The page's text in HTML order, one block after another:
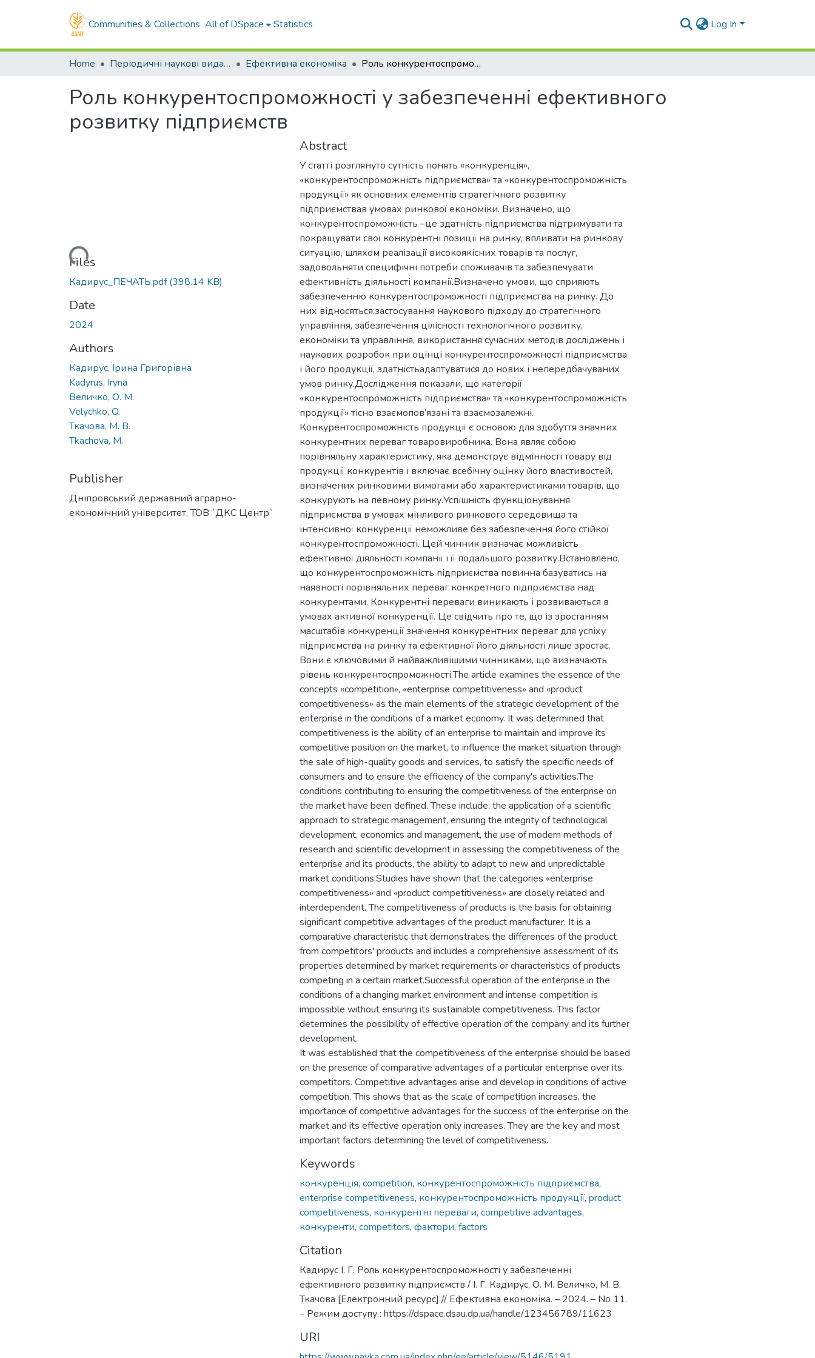
Communities & Collections All of DSpace Statistics Log In
Home Періодичні наукові видання ДДАЕУ Ефективна економіка Роль конкурентоспроможності у забезпеченні ефективного розвитку підприємств
Роль конкурентоспроможності у забезпеченні ефективного
розвитку підприємств
Loading...
Files
Кадирус_ПЕЧАТЬ.pdf(398.14 KB)
Date
2024
Authors
Кадирус, Ірина Григорівна
Kadyrus, Iryna
Величко, О. М.
Velychko, O.
Ткачова, М. В.
Tkachova, M.
Publisher
Дніпровський державний аграрно-
економічний університет, ТОВ `ДКС Центр`
Abstract
У статті розглянуто сутність понять «конкуренція»,
«конкурентоспроможність підприємства» та «конкурентоспроможність
продукції» як основних елементів стратегічного розвитку
підприємствав умовах ринкової економіки. Визначено, що
конкурентоспроможність –це здатність підприємства підтримувати та
покращувати свої конкурентні позиції на ринку, впливати на ринкову
ситуацію, шляхом реалізації високоякісних товарів та послуг,
задовольняти специфічні потреби споживачів та забезпечувати
ефективність діяльності компанії.Визначено умови, що сприяють
забезпеченню конкурентоспроможності підприємства на ринку. До
них відносяться:застосування наукового підходу до стратегічного
управління, забезпечення цілісності технологічного розвитку,
економіки та управління, використання сучасних методів досліджень і
наукових розробок при оцінці конкурентоспроможності підприємства
і його продукції, здатністьадаптуватися до нових і непередбачуваних
умов ринку.Дослідження показали, що категорії
«конкурентоспроможність підприємства» та «конкурентоспроможність
продукції» тісно взаємопов’язані та взаємозалежні.
Конкурентоспроможність продукції є основою для здобуття значних
конкурентних переваг товаровиробника. Вона являє собою
порівняльну характеристику, яка демонструє відмінності товару від
продукції конкурентів і включає всебічну оцінку його властивостей,
визначених ринковими вимогами або характеристиками товарів, що
конкурують на певному ринку.Успішність функціонування
підприємства в умовах мінливого ринкового середовища та
інтенсивної конкуренції неможливе без забезпечення його стійкої
конкурентоспроможності. Цей чинник визначає можливість
ефективної діяльності компанії і її подальшого розвитку.Встановлено,
що конкурентоспроможність підприємства повинна базуватись на
наявності порівняльних переваг конкретного підприємства над
конкурентами. Конкурентні переваги виникають і розвиваються в
умовах активної конкуренції. Це свідчить про те, що із зростанням
масштабів конкуренції значення конкурентних переваг для успіху
підприємства на ринку та ефективної його діяльності лише зростає.
Вони є ключовими й найважливішими чинниками, що визначають
рівень конкурентоспроможності.The article examines the essence of the
concepts «competition», «enterprise competitiveness» and «product
competitiveness» as the main elements of the strategic development of the
enterprise in the conditions of a market economy. It was determined that
competitiveness is the ability of an enterprise to maintain and improve its
competitive position on the market, to influence the market situation through
the sale of high-quality goods and services, to satisfy the specific needs of
consumers and to ensure the efficiency of the company's activities.The
conditions contributing to ensuring the competitiveness of the enterprise on
the market have been defined. These include: the application of a scientific
approach to strategic management, ensuring the integrity of technological
development, economics and management, the use of modern methods of
research and scientific development in assessing the competitiveness of the
enterprise and its products, the ability to adapt to new and unpredictable
market conditions.Studies have shown that the categories «enterprise
competitiveness» and «product competitiveness» are closely related and
interdependent. The competitiveness of products is the basis for obtaining
significant competitive advantages of the product manufacturer. It is a
comparative characteristic that demonstrates the differences of the product
from competitors' products and includes a comprehensive assessment of its
properties determined by market requirements or characteristics of products
competing in a certain market.Successful operation of the enterprise in the
conditions of a changing market environment and intense competition is
impossible without ensuring its sustainable competitiveness. This factor
determines the possibility of effective operation of the company and its further
development.
It was established that the competitiveness of the enterprise should be based
on the presence of comparative advantages of a particular enterprise over its
competitors. Competitive advantages arise and develop in conditions of active
competition. This shows that as the scale of competition increases, the
importance of competitive advantages for the success of the enterprise on the
market and its effective operation only increases. They are the key and most
important factors determining the level of competitiveness.
Keywords
конкуренція, competition, конкурентоспроможність підприємства,
enterprise competitiveness, конкурентоспроможність продукції, product
competitiveness, конкурентні переваги, competitive advantages,
конкуренти, competitors, фактори, factors
Citation
Кадирус І. Г. Роль конкурентоспроможності у забезпеченні
ефективного розвитку підприємств / І. Г. Кадирус, О. М. Величко, М. В.
Ткачова [Електронний ресурс] // Ефективна економіка. – 2024. – No 11.
– Режим доступу : https://dspace.dsau.dp.ua/handle/123456789/11623
URI